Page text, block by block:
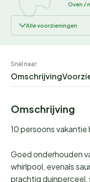
Oven /
Alle voorzieningen
Snel naar:
Omschrijving
Omschrijving
10 persoons vakantie
Goed onderhouden
whirlpool, evenals
prachtig